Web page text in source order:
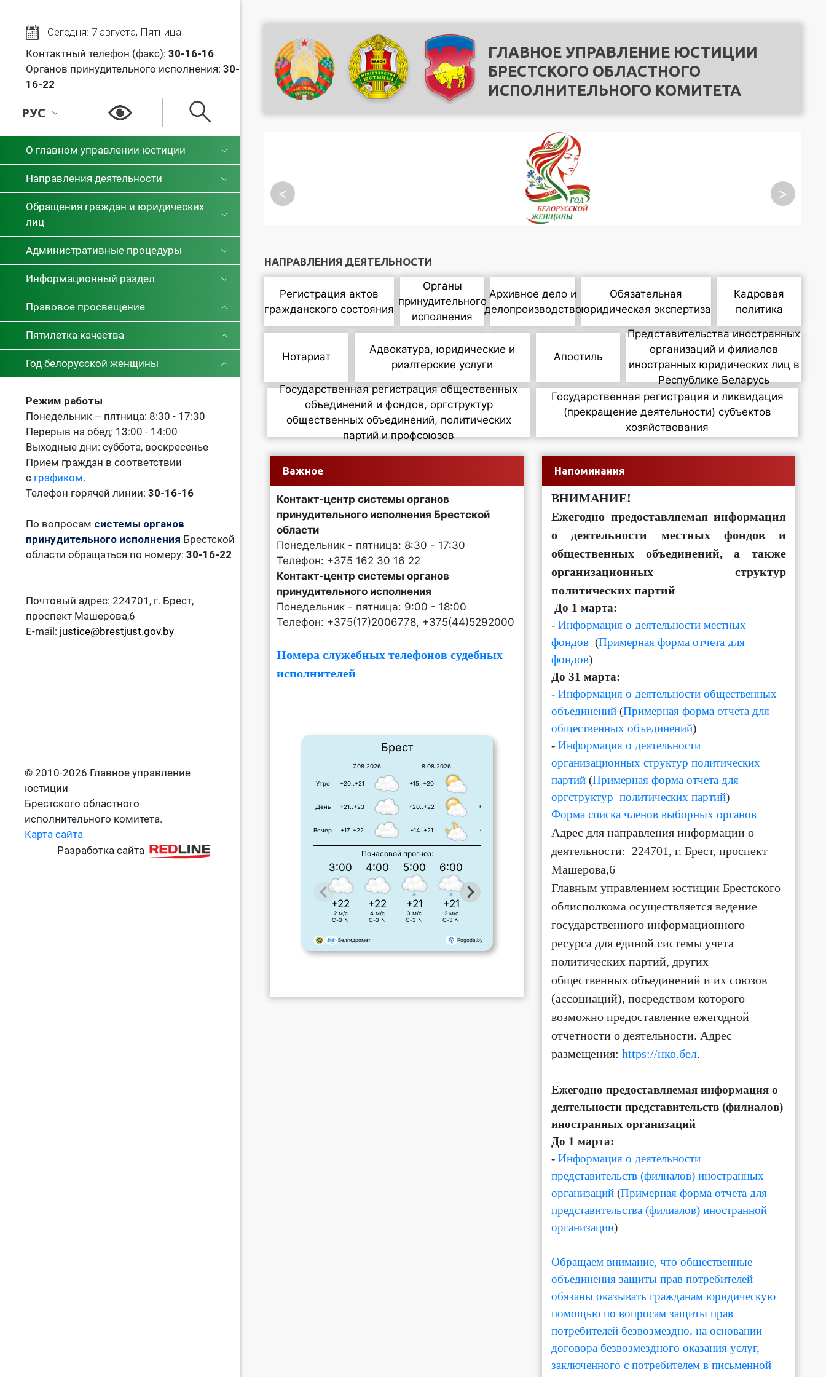
Сегодня: 7 августа, Пятница
Контактный телефон (факс): 30-16-16
Органов принудительного исполнения: 30-
16-22
РУС
О главном управлении юстиции
Направления деятельности
Обращения граждан и юридических
лиц
Административные процедуры
Информационный раздел
Правовое просвещение
Пятилетка качества
Год белорусской женщины
Режим работы
Понедельник – пятница: 8:30 - 17:30
Перерыв на обед: 13:00 - 14:00
Выходные дни: суббота, воскресенье
Прием граждан в соответствии
с графиком.
Телефон горячей линии: 30-16-16
По вопросам системы органов
принудительного исполнения Брестской
области обращаться по номеру: 30-16-22
Почтовый адрес: 224701, г. Брест,
проспект Машерова,6
E-mail: justice@brestjust.gov.by
© 2010-2026 Главное управление
юстиции
Брестского областного
исполнительного комитета.
Карта сайта
Разработка сайта
ГЛАВНОЕ УПРАВЛЕНИЕ ЮСТИЦИИ
БРЕСТСКОГО ОБЛАСТНОГО
ИСПОЛНИТЕЛЬНОГО КОМИТЕТА
< >
НАПРАВЛЕНИЯ ДЕЯТЕЛЬНОСТИ
Регистрация актов
гражданского состояния
Органы
принудительного
исполнения
Архивное дело и
делопроизводство
Обязательная
юридическая экспертиза
Кадровая
политика
Нотариат
Адвокатура, юридические и
риэлтерские услуги
Апостиль
Представительства иностранных
организаций и филиалов
иностранных юридических лиц в
Республике Беларусь
Государственная регистрация общественных
объединений и фондов, оргструктур
общественных объединений, политических
партий и профсоюзов
Государственная регистрация и ликвидация
(прекращение деятельности) субъектов
хозяйствования
Важное
Контакт-центр системы органов
принудительного исполнения Брестской
области
Понедельник - пятница: 8:30 - 17:30
Телефон: +375 162 30 16 22
Контакт-центр системы органов
принудительного исполнения
Понедельник - пятница: 9:00 - 18:00
Телефон: +375(17)2006778, +375(44)5292000
Номера служебных телефонов судебных
исполнителей
Брест
7.08.2026
+20..+21
+21..+23
+17..+22
8.08.2026
+15..+20
+20..+22
+14..+21
+23..+23
+15..+19
Вечер
День
Утро
Почасовой прогноз:
3:00
+22
2 м/с
С-З ↖
4:00
+22
4 м/с
С-З ↖
5:00
+21
3 м/с
С-З ↖
6:00
+21
2 м/с
С-З ↖
9:00
+21
10:00
+21 +21
3 м/с
+20 +21 +22
Pogoda.by
Белгидромет
Напоминания
ВНИМАНИЕ!
Ежегодно предоставляемая информация
о деятельности местных фондов и
общественных объединений, а также
организационных структур
политических партий
До 1 марта:
- Информация о деятельности местных
фондов (Примерная форма отчета для
фондов)
До 31 марта:
- Информация о деятельности общественных
объединений (Примерная форма отчета для
общественных объединений)
- Информация о деятельности
организационных структур политических
партий (Примерная форма отчета для
оргструктур политических партий)
Форма списка членов выборных органов
Адрес для направления информации о
деятельности: 224701, г. Брест, проспект
Машерова,6
Главным управлением юстиции Брестского
облисполкома осуществляется ведение
государственного информационного
ресурса для единой системы учета
политических партий, других
общественных объединений и их союзов
(ассоциаций), посредством которого
возможно предоставление ежегодной
отчетности о деятельности. Адрес
размещения: https://нко.бел.
Ежегодно предоставляемая информация о
деятельности представительств (филиалов)
иностранных организаций
До 1 марта:
- Информация о деятельности
представительств (филиалов) иностранных
организаций (Примерная форма отчета для
представительства (филиалов) иностранной
организации)
Обращаем внимание, что общественные
объединения защиты прав потребителей
обязаны оказывать гражданам юридическую
помощью по вопросам защиты прав
потребителей безвозмездно, на основании
договора безвозмездного оказания услуг,
заключенного с потребителем в письменной